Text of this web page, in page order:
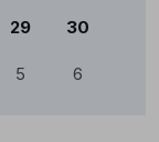
29 30
5 6